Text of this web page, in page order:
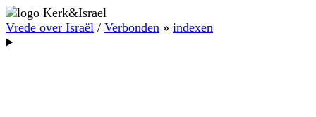
Vrede over Israël / Verbonden » indexen